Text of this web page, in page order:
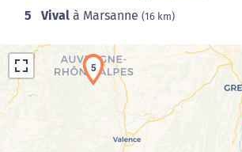
5 Vival à Marsanne (16 km)
5